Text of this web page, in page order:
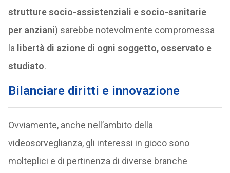
strutture socio-assistenziali e socio-sanitarie
per anziani) sarebbe notevolmente compromessa
la libertà di azione di ogni soggetto, osservato e
studiato.
Bilanciare diritti e innovazione
Ovviamente, anche nell’ambito della
videosorveglianza, gli interessi in gioco sono
molteplici e di pertinenza di diverse branche